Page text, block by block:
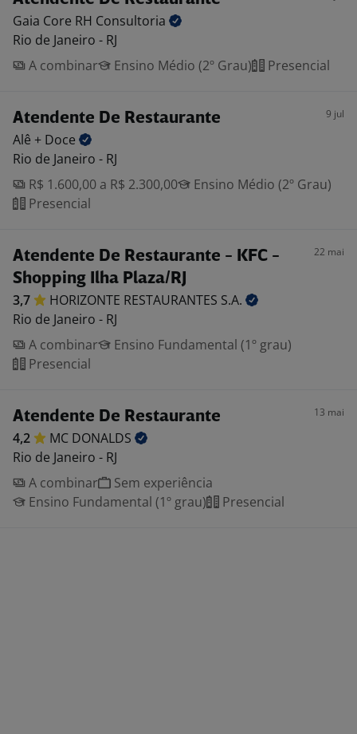
Gaia Core RH Consultoria
Rio de Janeiro - RJ
A combinar
Ensino Médio (2º Grau) Presencial
Atendente De Restaurante 9 jul
Alê + Doce
Rio de Janeiro - RJ
R$ 1.600,00 a R$ 2.300,00
Ensino Médio (2º Grau)
Presencial
Atendente De Restaurante - KFC -
Shopping Ilha Plaza/RJ
22 mai
3,7 HORIZONTE RESTAURANTES S.A.
Rio de Janeiro - RJ
A combinar
Ensino Fundamental (1º grau)
Presencial
Atendente De Restaurante 13 mai
4,2 MC DONALDS
Rio de Janeiro - RJ
A combinar
Sem experiência
Ensino Fundamental (1º grau)
Presencial